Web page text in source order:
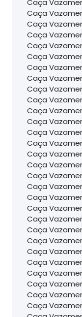
Caça
Caça
Caça
Caça
Caça
Caça
Caça
Caça
Caça
Caça
Caça
Caça
Caça
Caça
Caça
Caça
Caça
Caça
Caça
Caça
Caça
Caça
Caça
Caça
Caça
Caça
Caça
Caça
Caça